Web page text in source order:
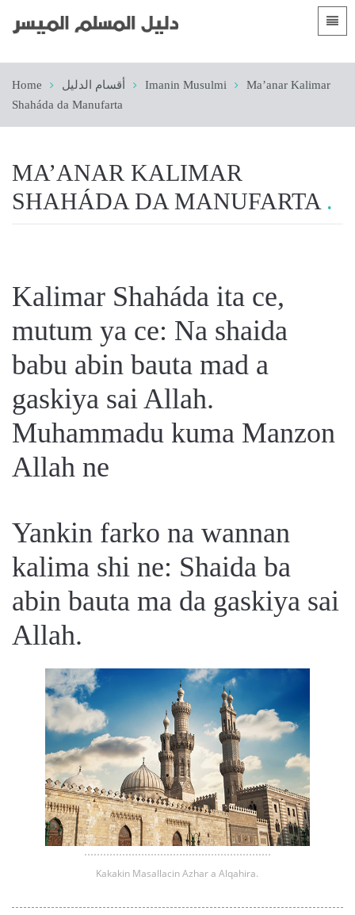
Gabatarwa
Yankuna
Shqip
Bosanski
Français
Bahasa Indonesia
Қазақ
Русский
Kiswahili
اردو
Home أقسام الدليل Imanin Musulmi
Ma’anar Kalimar
Shaháda da Manufarta
MA’ANAR KALIMAR
SHAHÁDA DA MANUFARTA
Kalimar Shaháda ita ce,
mutum ya ce: Na shaida
babu abin bauta mad a
gaskiya sai Allah.
Muhammadu kuma Manzon
Allah ne
Yankin farko na wannan
kalima shi ne: Shaida ba
abin bauta ma da gaskiya sai
Allah.
Kakakin Masallacin Azhar a Alqahira.